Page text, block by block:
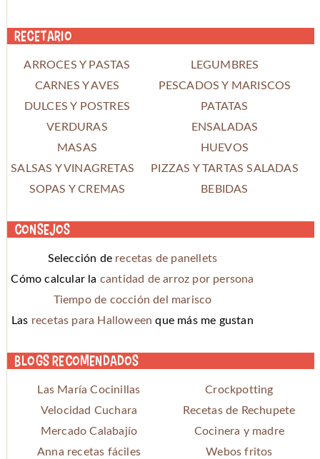
Recetario
ARROCES Y PASTAS
LEGUMBRES
CARNES Y AVES
PESCADOS Y MARISCOS
DULCES Y POSTRES
PATATAS
VERDURAS
ENSALADAS
MASAS
HUEVOS
SALSAS Y VINAGRETAS
PIZZAS Y TARTAS SALADAS
SOPAS Y CREMAS
BEBIDAS
Consejos
Selección de recetas de panellets
Cómo calcular la cantidad de arroz por persona
Tiempo de cocción del marisco
Las recetas para Halloween que más me gustan
Blogs recomendados
Las María Cocinillas
Crockpotting
Velocidad Cuchara
Recetas de Rechupete
Mercado Calabajío
Cocinera y madre
Anna recetas fáciles
Webos fritos